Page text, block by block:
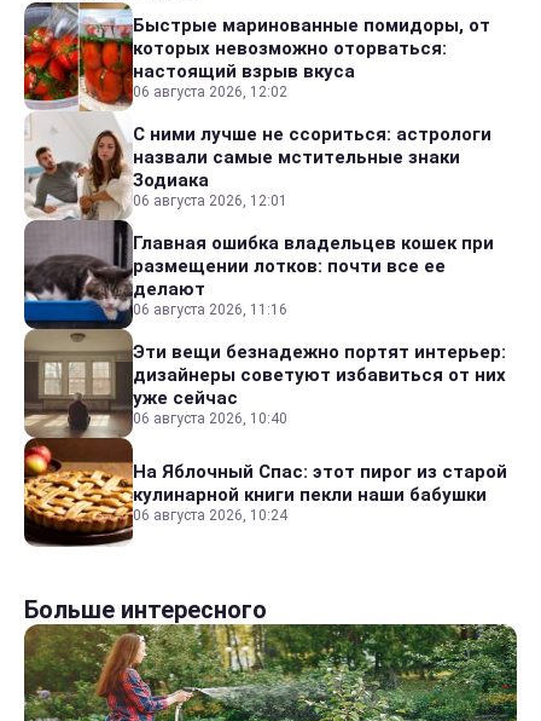
Быстрые маринованные помидоры, от
которых невозможно оторваться:
настоящий взрыв вкуса
06 августа 2026, 12:02
С ними лучше не ссориться: астрологи
назвали самые мстительные знаки
Зодиака
06 августа 2026, 12:01
Главная ошибка владельцев кошек при
размещении лотков: почти все ее
делают
06 августа 2026, 11:16
Эти вещи безнадежно портят интерьер:
дизайнеры советуют избавиться от них
уже сейчас
06 августа 2026, 10:40
На Яблочный Спас: этот пирог из старой
кулинарной книги пекли наши бабушки
06 августа 2026, 10:24
Больше интересного